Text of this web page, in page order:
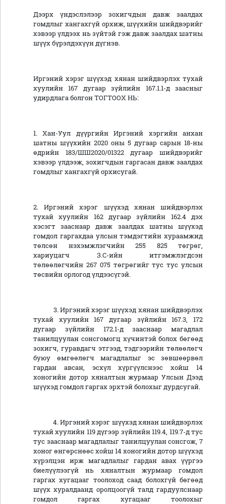
Дээрх үндэслэлээр зохигчдын давж заалдах
гомдлыг хангахгүй орхиж, шүүхийн шийдвэрийг
хэвээр үлдээх нь зүйтэй гэж давж заалдах шатны
шүүх бүрэлдэхүүн дүгнэв.
Иргэний хэрэг шүүхэд хянан шийдвэрлэх тухай
хуулийн 167 дугаар зүйлийн 167.1.1-д заасныг
удирдлага болгон ТОГТООХ НЬ:
1. Хан-Уул дүүргийн Иргэний хэргийн анхан
шатны шүүхийн 2020 оны 5 дугаар сарын 18-ны
өдрийн 183/ШШ2020/01322 дугаар шийдвэрийг
хэвээр үлдээж, зохигчдын гаргасан давж заалдах
гомдлыг хангахгүй орхисугай.
2. Иргэний хэрэг шүүхэд хянан шийдвэрлэх
тухай хуулийн 162 дугаар зүйлийн 162.4 дэх
хэсэгт зааснаар давж заалдах шатны шүүхэд
гомдол гаргахдаа улсын тэмдэгтийн хураамжид
төлсөн нэхэмжлэгчийн 255 825 төгрөг,
хариуцагч З.С-ийн итгэмжлэгдсэн
төлөөлөгчийн 267 075 төгрөгийг тус тус улсын
төсвийн орлогод үлдээсүгэй.
3. Иргэний хэрэг шүүхэд хянан шийдвэрлэх
тухай хуулийн 167 дугаар зүйлийн 167.3, 172
дугаар зүйлийн 172.1-д зааснаар магадлал
танилцуулан сонсгомогц хүчинтэй болох бөгөөд
зохигч, гуравдагч этгээд, тэдгээрийн төлөөлөгч
буюу өмгөөлөгч магадлалыг эс зөвшөөрвөл
гардан авсан, эсхүл хүргүүлснээс хойш 14
хоногийн дотор хяналтын журмаар Улсын Дээд
шүүхэд гомдол гаргах эрхтэй болохыг дурдсугай.
4. Иргэний хэрэг шүүхэд хянан шийдвэрлэх
тухай хуулийн 119 дүгээр зүйлийн 119.4, 119.7-д тус
тус зааснаар магадлалыг танилцуулан сонсгож, 7
хоног өнгөрснөөс хойш 14 хоногийн дотор шүүхэд
хүрэлцэн ирж магадлалыг гардан авах үүргээ
биелүүлээгүй нь хяналтын журмаар гомдол
гаргах хугацааг тоолоход саад болохгүй бөгөөд
шүүх хуралдаанд оролцоогүй талд гардуулснаар
гомдол гаргах хугацааг тоолохыг